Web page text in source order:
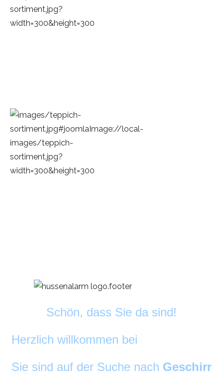
Schön, dass Sie da sind!
Herzlich willkommen bei
Sie sind auf der Suche nach Geschirr